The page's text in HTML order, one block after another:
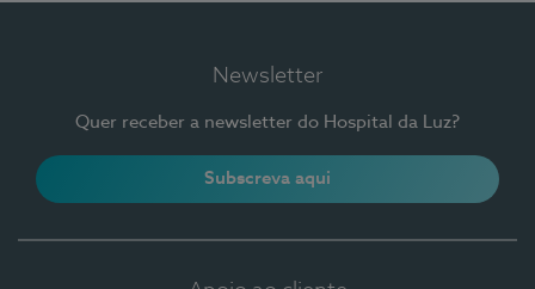
Newsletter
Quer receber a newsletter do Hospital da Luz?
Subscreva aqui